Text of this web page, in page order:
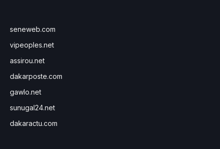
seneweb.com
vipeoples.net
assirou.net
dakarposte.com
gawlo.net
sunugal24.net
dakaractu.com